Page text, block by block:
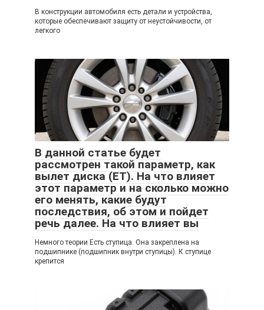
В конструкции автомобиля есть детали и устройства,
которые обеспечивают защиту от неустойчивости, от
легкого
В данной статье будет
рассмотрен такой параметр, как
вылет диска (ET). На что влияет
этот параметр и на сколько можно
его менять, какие будут
последствия, об этом и пойдет
речь далее. На что влияет вы
Немного теории Есть ступица. Она закреплена на
подшипнике (подшипник внутри ступицы). К ступице
крепится